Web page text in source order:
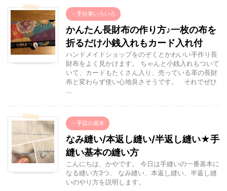
・手仕事いろいろ
かんたん長財布の作り方♪一枚の布を
折るだけ小銭入れもカード入れ付
ハンドメイドショップをのぞくとかわいい手作り長
財布をよく見かけます。 ちゃんと小銭入れもついて
いて、カードもたくさん入り、売っている革の長財
布と変わらず使い心地良さそうです。 それでぜひ
...
・手芸の基本
なみ縫い/本返し縫い/半返し縫い★手
縫い基本の縫い方
こんにちは、かやです。 今日は手縫いの一番基本に
なる縫い方3つ、 なみ縫い、本返し縫い、半返し縫
いのやり方を説明します。